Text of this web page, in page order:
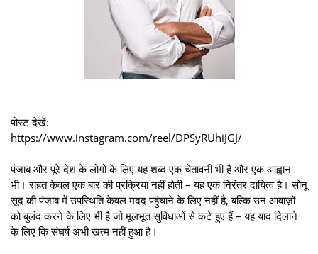
पोस्ट देखें:
https://www.instagram.com/reel/DPSyRUhiJGJ/
पंजाब और पूरे देश के लोगों के लिए यह शब्द एक चेतावनी भी हैं और एक आह्वान
भी। राहत केवल एक बार की प्रक्रिया नहीं होती – यह एक निरंतर दायित्व है। सोनू
सूद की पंजाब में उपस्थिति केवल मदद पहुंचाने के लिए नहीं है, बल्कि उन आवाज़ों
को बुलंद करने के लिए भी है जो मूलभूत सुविधाओं से कटे हुए हैं – यह याद दिलाने
के लिए कि संघर्ष अभी खत्म नहीं हुआ है।